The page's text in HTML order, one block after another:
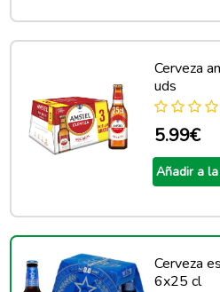
Cerveza
uds
5.99€
Añadir a
Cerveza
6x25 cl